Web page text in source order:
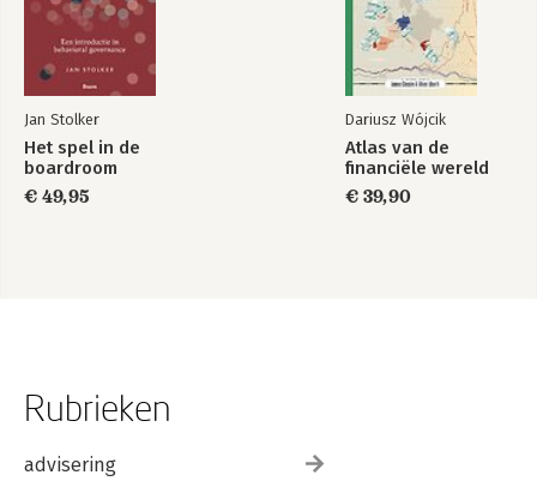
Jan Stolker
Het spel in de
boardroom
€ 49,95
Dariusz Wójcik
Atlas van de
financiële wereld
€ 39,90
Rubrieken
advisering